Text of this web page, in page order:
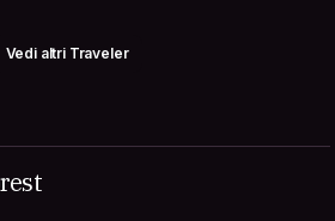
Vedi altri Traveler